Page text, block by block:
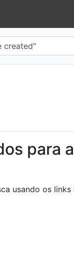
para
usando os links